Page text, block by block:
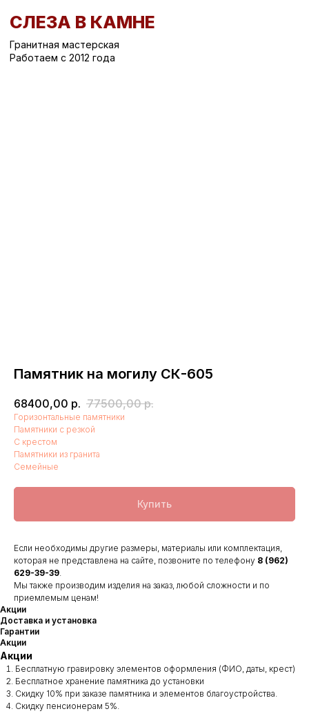
СЛЕЗА В КАМНЕ
Работаем с 2012 года
Вернуться назад / Все памятники
Памятник на могилу СК-605
68400,00 р. 77500,00 р.
Горизонтальные памятники
Памятники с резкой
С крестом
Памятники из гранита
Семейные
Купить
Если необходимы другие размеры, материалы или комплектация,
которая не представлена на сайте, позвоните по телефону 8 (962)
629-39-39.
Мы также производим изделия на заказ, любой сложности и по
приемлемым ценам!
Акции
Доставка и установка
Гарантии
Акции
Акции
Бесплатную гравировку элементов оформления (ФИО, даты, крест)
Бесплатное хранение памятника до установки
Скидку 10% при заказе памятника и элементов благоустройства.
Скидку пенсионерам 5%.